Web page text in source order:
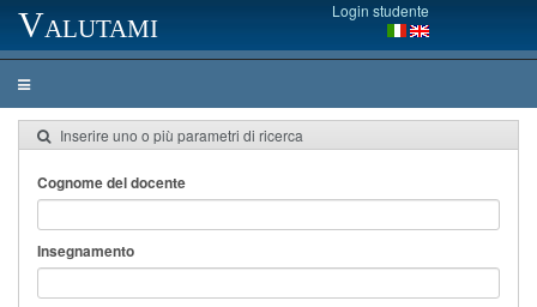
Valutami Login studente
Inserire uno o più parametri di ricerca
Cognome del docente
Insegnamento